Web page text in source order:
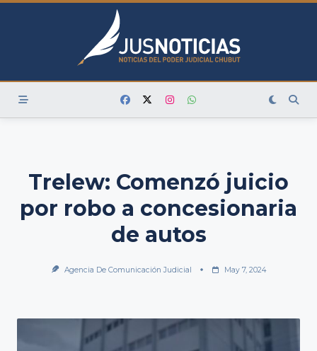
Skip
Trelew: Comenzó juicio
por robo a concesionaria
de autos
Agencia De Comunicación Judicial May 7, 2024